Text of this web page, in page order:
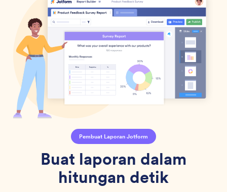
Pembuat Laporan Jotform
Buat laporan dalam
hitungan detik